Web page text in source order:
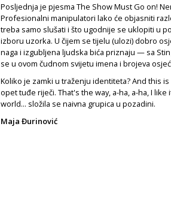
Posljednja je pjesma The Show Must Go on!
Profesionalni manipulatori lako će objasniti
treba samo slušati i što ugodnije se uklopiti u
izboru uzorka. U čijem se tijelu (ulozi) dobro
naga i izgubljena ljudska bića priznaju — sa
se u ovom čudnom svijetu imena i brojeva
Koliko je zamki u traženju identiteta? And this
opet tuđe riječi. That's the way, a-ha, a-ha, I
world... složila se naivna grupica u pozadini.
Maja Đurinović